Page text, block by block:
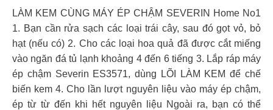
LÀM KEM CÙNG MÁY ÉP CHẬM SEVERIN Home No1
1. Bạn cần rửa sạch các loại trái cây, sau đó gọt vỏ, bỏ
hạt (nếu có) 2. Cho các loại hoa quả đã được cắt miếng
vào ngăn đá tủ lạnh khoảng 4 đến 6 tiếng 3. Lắp ráp máy
ép chậm Severin ES3571, dùng LÕI LÀM KEM để chế
biến kem 4. Cho lần lượt nguyên liệu vào máy ép chậm,
ép từ từ đến khi hết nguyên liệu Ngoài ra, bạn có thể